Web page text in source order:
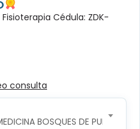
Cédula: ZDK-
consulta
BOSQUES DE PUEBLA S